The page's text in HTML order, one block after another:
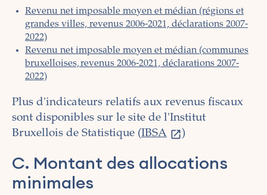
Revenu net imposable moyen et médian (régions et
grandes villes, revenus 2006-2021, déclarations 2007-
2022)
Revenu net imposable moyen et médian (communes
bruxelloises, revenus 2006-2021, déclarations 2007-
2022)
Plus d'indicateurs relatifs aux revenus fiscaux
sont disponibles sur le site de l'Institut
Bruxellois de Statistique (IBSA )
C. Montant des allocations
minimales